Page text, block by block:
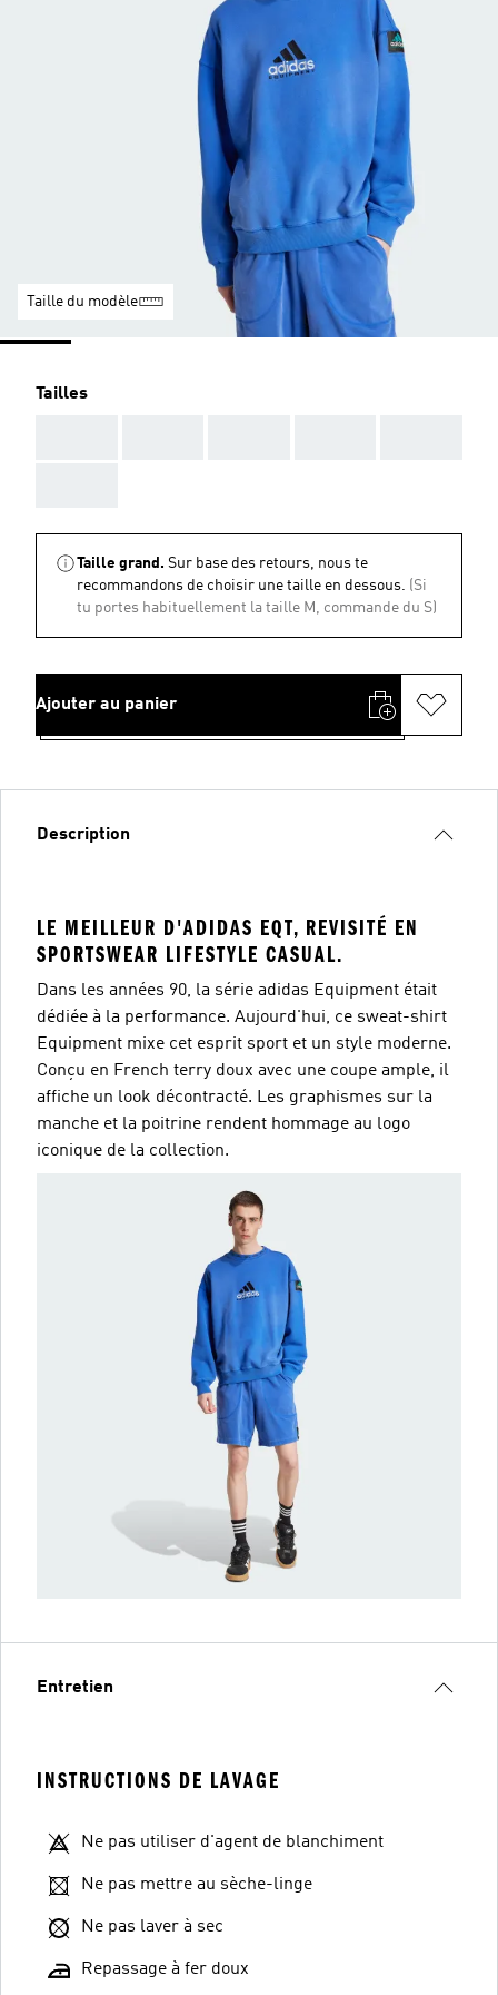
Taille du modèle
Tailles
Taille grand. Sur base des retours, nous te
recommandons de choisir une taille en dessous. (Si
tu portes habituellement la taille M, commande du S)
Ajouter au panier
Description
LE MEILLEUR D'ADIDAS EQT, REVISITÉ EN
SPORTSWEAR LIFESTYLE CASUAL.
Dans les années 90, la série adidas Equipment était
dédiée à la performance. Aujourd'hui, ce sweat-shirt
Equipment mixe cet esprit sport et un style moderne.
Conçu en French terry doux avec une coupe ample, il
affiche un look décontracté. Les graphismes sur la
manche et la poitrine rendent hommage au logo
iconique de la collection.
Entretien
INSTRUCTIONS DE LAVAGE
Ne pas utiliser d'agent de blanchiment
Ne pas mettre au sèche-linge
Ne pas laver à sec
Repassage à fer doux